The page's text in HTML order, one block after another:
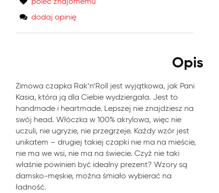
dodaj opinię
Opis
Zimowa czapka Rak’n’Roll jest wyjątkowa, jak Pani
Kasia, która ją dla Ciebie wydziergała. Jest to
handmade i heartmade. Lepszej nie znajdziesz na
swój head. Włóczka w 100% akrylowa, więc nie
uczuli, nie ugryzie, nie przegrzeje. Każdy wzór jest
unikatem – drugiej takiej czapki nie ma na mieście,
nie ma we wsi, nie ma na świecie. Czyż nie taki
właśnie powinien być idealny prezent? Wzory są
damsko-męskie, można śmiało wybierać na
ładność.